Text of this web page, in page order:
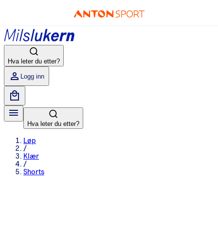
Hva leter du etter?
Logg inn
Hva leter du etter?
Løp
/
Klær
/
Shorts